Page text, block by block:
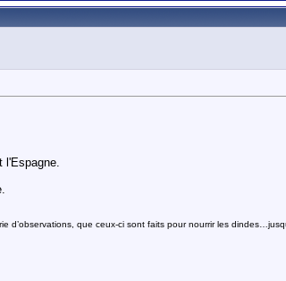
l'Espagne.
que ceux-ci sont faits pour nourrir les